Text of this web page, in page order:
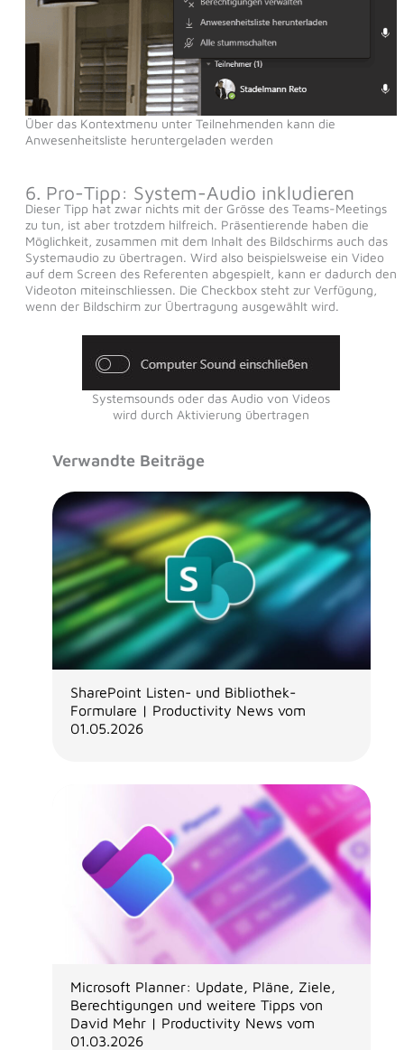
Über das Kontextmenu unter Teilnehmenden kann die
Anwesenheitsliste heruntergeladen werden
6. Pro-Tipp: System-Audio inkludieren
Dieser Tipp hat zwar nichts mit der Grösse des Teams-Meetings
zu tun, ist aber trotzdem hilfreich. Präsentierende haben die
Möglichkeit, zusammen mit dem Inhalt des Bildschirms auch das
Systemaudio zu übertragen. Wird also beispielsweise ein Video
auf dem Screen des Referenten abgespielt, kann er dadurch den
Videoton miteinschliessen. Die Checkbox steht zur Verfügung,
wenn der Bildschirm zur Übertragung ausgewählt wird.
Systemsounds oder das Audio von Videos
wird durch Aktivierung übertragen
Verwandte Beiträge
SharePoint Listen- und Bibliothek-
Formulare | Productivity News vom
01.05.2026
Microsoft Planner: Update, Pläne, Ziele,
Berechtigungen und weitere Tipps von
David Mehr | Productivity News vom
01.03.2026